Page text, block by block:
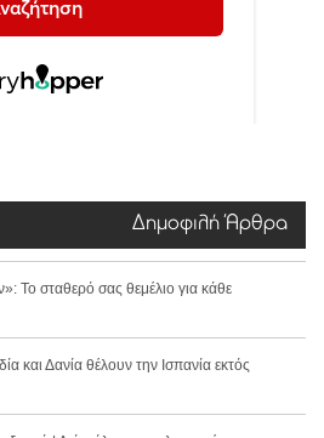
Δημοφιλή Άρθρα
Το σταθερό σας θεμέλιο για κάθε
και Δανία θέλουν την Ισπανία εκτός